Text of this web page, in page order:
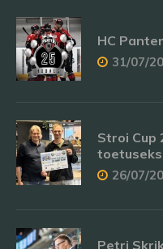
HC
31/07/
Stroi Cup
26/07/
Petri